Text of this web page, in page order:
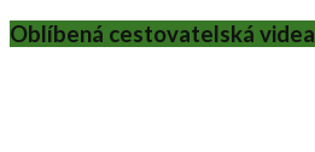
Oblíbená cestovatelská videa